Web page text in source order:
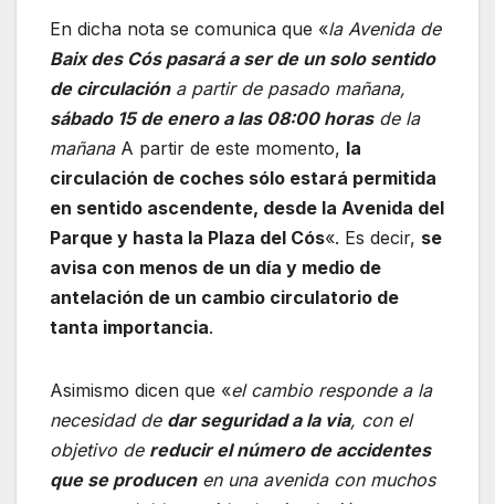
En dicha nota se comunica que «la Avenida de
Baix des Cós pasará a ser de un solo sentido
de circulacióna partir de pasado mañana,
sábado 15 de enero a las 08:00 horasde la
mañanaA partir de este momento, la
circulación de coches sólo estará permitida
en sentido ascendente, desde la Avenida del
Parque y hasta la Plaza del Cós«. Es decir, se
avisa con menos de un día y medio de
antelación de un cambio circulatorio de
tanta importancia.
Asimismo dicen que «el cambio responde a la
necesidad de dar seguridad a la via, con el
objetivo de reducir el número de accidentes
que se producenen una avenida con muchos